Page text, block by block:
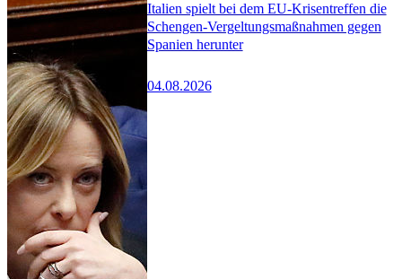
Italien spielt bei dem EU-Krisentreffen die
Schengen-Vergeltungsmaßnahmen gegen
Spanien herunter
04.08.2026